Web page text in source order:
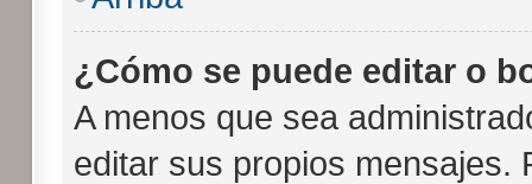
¿Cómo se puede editar o
A menos que sea
editar sus propios mensajes.